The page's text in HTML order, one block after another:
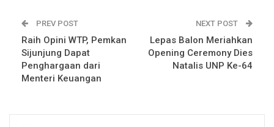
PREV POST
Raih Opini WTP, Pemkan
Sijunjung Dapat
Penghargaan dari
Menteri Keuangan
NEXT POST
Lepas Balon Meriahkan
Opening Ceremony Dies
Natalis UNP Ke-64